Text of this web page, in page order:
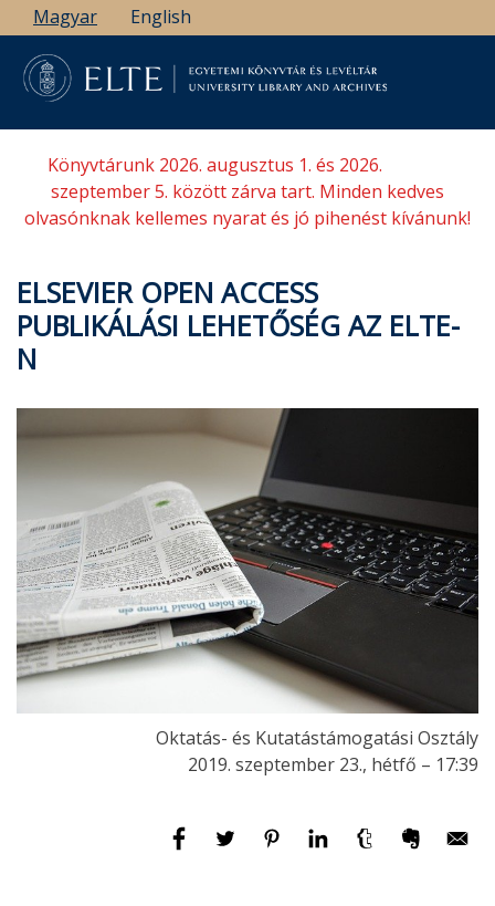
Ugrás
a
tartalomra
Magyar English
Könyvtárunk 2026. augusztus 1. és 2026.
szeptember 5. között zárva tart. Minden kedves
olvasónknak kellemes nyarat és jó pihenést kívánunk!
ELSEVIER OPEN ACCESS
PUBLIKÁLÁSI LEHETŐSÉG AZ ELTE-
N
Oktatás- és Kutatástámogatási Osztály
2019. szeptember 23., hétfő – 17:39